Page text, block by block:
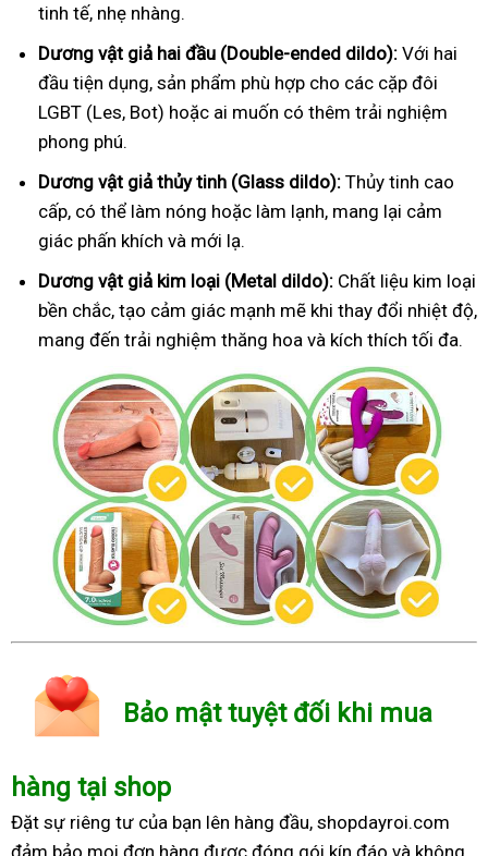
tinh tế, nhẹ nhàng.
Dương vật giả hai đầu (Double-ended dildo): Với hai
đầu tiện dụng, sản phẩm phù hợp cho các cặp đôi
LGBT (Les, Bot) hoặc ai muốn có thêm trải nghiệm
phong phú.
Dương vật giả thủy tinh (Glass dildo): Thủy tinh cao
cấp, có thể làm nóng hoặc làm lạnh, mang lại cảm
giác phấn khích và mới lạ.
Dương vật giả kim loại (Metal dildo): Chất liệu kim loại
bền chắc, tạo cảm giác mạnh mẽ khi thay đổi nhiệt độ,
mang đến trải nghiệm thăng hoa và kích thích tối đa.
Bảo mật tuyệt đối khi mua
hàng tại shop
Đặt sự riêng tư của bạn lên hàng đầu, shopdayroi.com
đảm bảo mọi đơn hàng được đóng gói kín đáo và không